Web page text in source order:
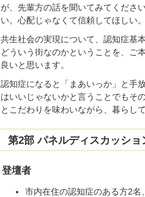
が、先輩方の話を聞いてみてくださ
い。心配じゃなくて信頼してほしい
共生社会の実現について、認知症基
どういう街なのかということを、ご
良いと思います。
認知症になると「まあいっか」と手
はいいじゃないかと言うことでもそ
とこだわりを味わいながら、暮らし
第2部 パネルディスカッショ
登壇者
市内在住の認知症のある方2名